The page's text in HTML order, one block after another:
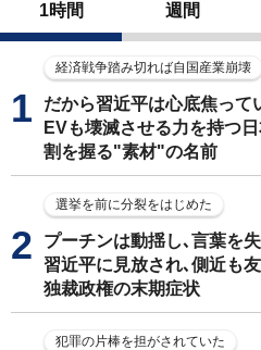
1時間 週間
経済戦争踏み切れば自国産業崩壊
だから習近平は心底焦っ
EVも壊滅させる力を持つ
割を握る"素材"の名前
選挙を前に分裂をはじめた
プーチンは動揺し､言葉を
習近平に見放され､側近も
独裁政権の末期症状
犯罪の片棒を担がされていた